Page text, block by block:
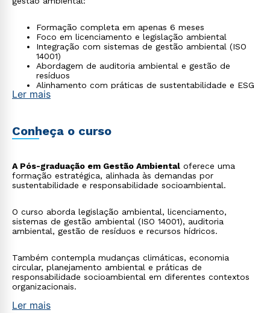
Formação completa em apenas 6 meses
Foco em licenciamento e legislação ambiental
Integração com sistemas de gestão ambiental (ISO
14001)
Abordagem de auditoria ambiental e gestão de
resíduos
Alinhamento com práticas de sustentabilidade e ESG
Ler mais
Conheça o curso
A Pós-graduação em Gestão Ambiental oferece uma
formação estratégica, alinhada às demandas por
sustentabilidade e responsabilidade socioambiental.
O curso aborda legislação ambiental, licenciamento,
sistemas de gestão ambiental (ISO 14001), auditoria
ambiental, gestão de resíduos e recursos hídricos.
Também contempla mudanças climáticas, economia
circular, planejamento ambiental e práticas de
responsabilidade socioambiental em diferentes contextos
organizacionais.
Ler mais